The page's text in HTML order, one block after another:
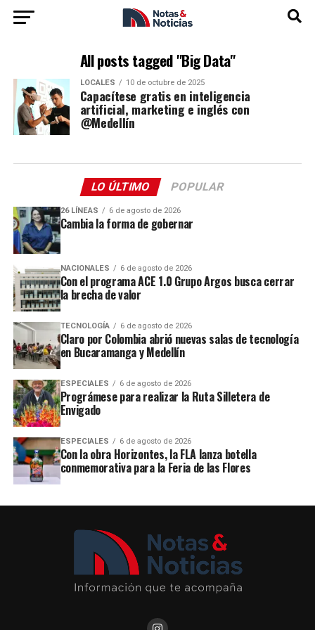
All posts tagged "Big Data"
LOCALES 10 de octubre de 2025
Capacítese gratis en inteligencia
artificial, marketing e inglés con
@Medellín
LO ÚLTIMO POPULAR
26 LÍNEAS 6 de agosto de 2026
Cambia la forma de gobernar
NACIONALES 6 de agosto de 2026
Con el programa ACE 1.0 Grupo Argos busca cerrar
la brecha de valor
TECNOLOGÍA 6 de agosto de 2026
Claro por Colombia abrió nuevas salas de tecnología
en Bucaramanga y Medellín
ESPECIALES 6 de agosto de 2026
Prográmese para realizar la Ruta Silletera de
Envigado
ESPECIALES 6 de agosto de 2026
Con la obra Horizontes, la FLA lanza botella
conmemorativa para la Feria de las Flores